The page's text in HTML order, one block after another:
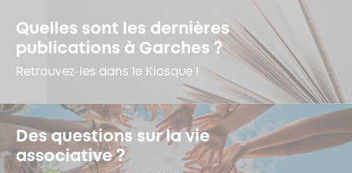
Quelles sont les dernières
publications à Garches ?
Retrouvez-les dans le Kiosque !
Des questions sur la vie
associative ?